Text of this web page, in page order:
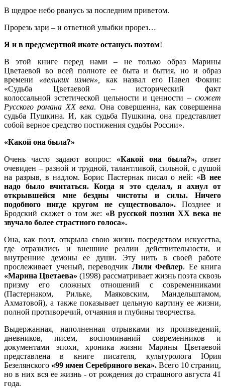
В щедрое небо рванусь за последним приветом.
Прорезь зари – и ответной улыбки прорез…
Я и в предсмертной икоте останусь поэтом!
В этой книге перед нами – не только образ Марины
Цветаевой во всей полноте ее быта и бытия, но и образ
времени «великих измен»,
как назвал его Павел Фокин:
«Судьба Цветаевой – исторический факт
колоссальной эстетической цельности и ценности – сюжет
Русского романа XX века. Она совершенна, как совершенна
судьба Пушкина. И, как судьба Пушкина, она представляет
собой верное средство постижения судьбы России».
«Какой она была?»
Очень часто задают вопрос: «Какой она была?»,ответ
очевиден – разной и трудной, талантливой, сильной, с душой
на разрыв, в надлом. Борис Пастернак писал о ней: «В нее
надо было вчитаться. Когда я это сделал, я ахнул от
открывшейся мне бездны чистоты и силы. Ничего
подобного нигде кругом не существовало». Позднее и
Бродский скажет о том же: «В русской поэзии XX века не
звучало более страстного голоса».
Она, как поэт, открыла свою жизнь посредством искусства,
где отразились и внешние реалии действительности, и
внутренние демоны ее души. Эту нить в своей работе
прослеживает ученый, переводчик Лили Фейлер. Ее книга
«Марина Цветаева» (1998) рассматривает жизнь поэта сквозь
призму его сложных отношений с современниками
(Пастернаком, Рильке, Маяковским, Мандельштамом,
Ахматовой), а также показывает цельную картину ее жизни,
полной противоречий, отчаяния и глубины творчества.
Выдержанная, наполненная отрывками из произведений,
дневников, писем, воспоминаний современников и
документами эпохи, хроника жизни Марины Цветаевой
представлена в книге писателя, культуролога Юрия
Безелянского «99 имен Серебряного века». Всего 10 страниц,
но в них вся ее жизнь - от рождения до страшного августа 41
года.